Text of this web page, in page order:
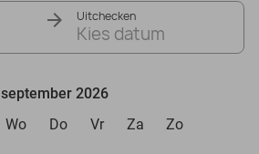
Uitchecken
Kies datum
september 2026
Wo Do Vr Za Zo